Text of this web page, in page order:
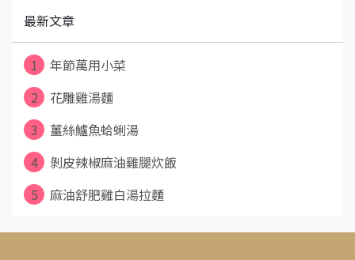
最新文章
1
年節萬用小菜
2
花雕雞湯麵
3
薑絲鱸魚蛤蜊湯
4
剝皮辣椒麻油雞腿炊飯
5
麻油舒肥雞白湯拉麵